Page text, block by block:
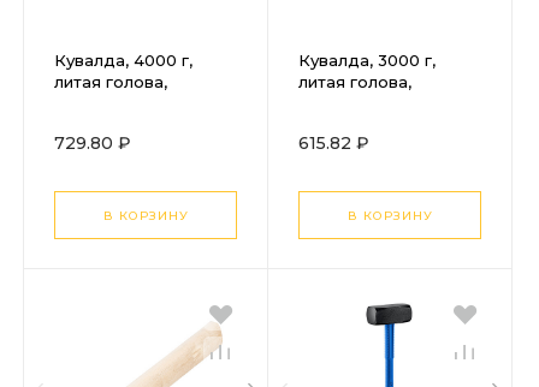
Кувалда, 4000 г,
литая голова,
729.80 ₽
В КОРЗИНУ
Кувалда, 3000 г,
литая голова,
615.82 ₽
В КОРЗИНУ